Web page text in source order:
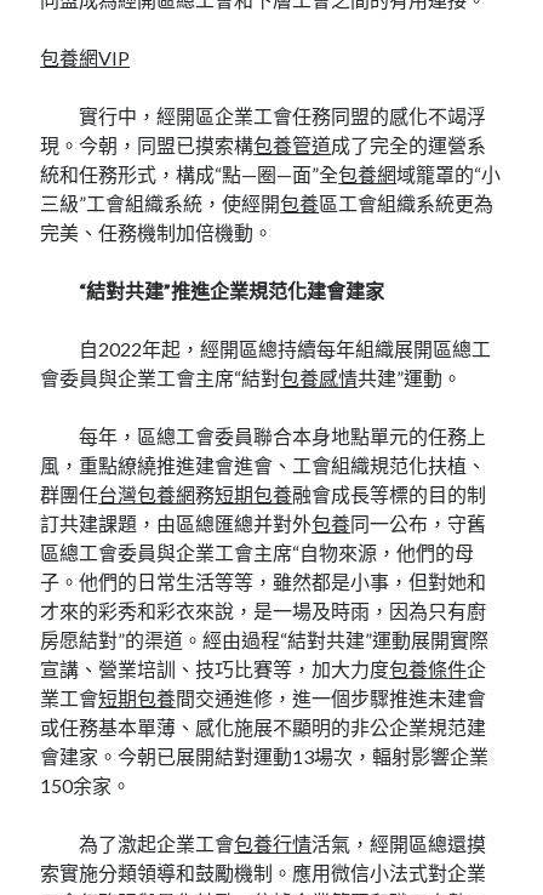
包養網VIP
實行中，經開區企業工會任務同盟的感化不竭浮
現。今朝，同盟已摸索構包養管道成了完全的運營系
統和任務形式，構成“點—圈—面”全包養網域籠罩的“小
三級”工會組織系統，使經開包養區工會組織系統更為
完美、任務機制加倍機動。
“結對共建”推進企業規范化建會建家
自2022年起，經開區總持續每年組織展開區總工
會委員與企業工會主席“結對包養感情共建”運動。
每年，區總工會委員聯合本身地點單元的任務上
風，重點繚繞推進建會進會、工會組織規范化扶植、
群團任台灣包養網務短期包養融會成長等標的目的制
訂共建課題，由區總匯總并對外包養同一公布，守舊
區總工會委員與企業工會主席“自物來源，他們的母
子。他們的日常生活等等，雖然都是小事，但對她和
才來的彩秀和彩衣來說，是一場及時雨，因為只有廚
房愿結對”的渠道。經由過程“結對共建”運動展開實際
宣講、營業培訓、技巧比賽等，加大力度包養條件企
業工會短期包養間交通進修，進一個步驟推進未建會
或任務基本單薄、感化施展不顯明的非公企業規范建
會建家。今朝已展開結對運動13場次，輻射影響企業
150余家。
為了激起企業工會包養行情活氣，經開區總還摸
索實施分類領導和鼓勵機制。應用微信小法式對企業